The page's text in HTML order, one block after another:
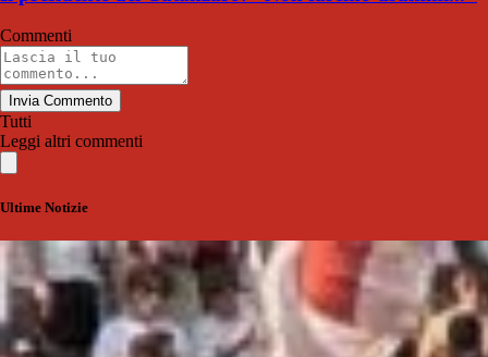
Commenti
Invia Commento
Tutti
Leggi altri commenti
Ultime Notizie